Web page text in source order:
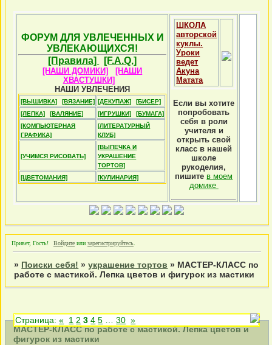
ФОРУМ ДЛЯ УВЛЕЧЕННЫХ И
УВЛЕКАЮЩИХСЯ!
[Правила]
[F.A.Q.]
[НАШИ ДОМИКИ]
[НАШИ
ХВАСТУШКИ]
НАШИ УВЛЕЧЕНИЯ
[ВЫШИВКА] [ВЯЗАНИЕ] [ДЕКУПАЖ]
[БИСЕР]
[ЛЕПКА]
[ВАЛЯНИЕ] [ИГРУШКИ]
[БУМАГА]
[КОМПЬЮТЕРНАЯ
ГРАФИКА]
[ЛИТЕРАТУРНЫЙ
КЛУБ]
[УЧИМСЯ РИСОВАТЬ]
[ВЫПЕЧКА И
УКРАШЕНИЕ
ТОРТОВ]
[ЦВЕТОМАНИЯ]
[КУЛИНАРИЯ]
ШКОЛА
авторской
куклы.
Уроки
ведет
Акуна
Матата
Если вы хотите
попробовать
себя в роли
учителя и
открыть свой
класс в нашей
школе
рукоделия,
пишите в моем
домике
Привет, Гость! Войдите или зарегистрируйтесь
» Поиски себя! »украшение тортов » МАСТЕР-КЛАСС по
работе с мастикой. Лепка цветов и фигурок из мастики
МАСТЕР-КЛАСС по работе с мастикой. Лепка цветов и
фигурок из мастики
Страница:« 1 2 3 4 5 30 »